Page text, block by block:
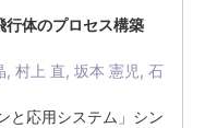
行体のプロセス構築
, 村上 直, 坂本 憲児, 石
と応用システム」シン